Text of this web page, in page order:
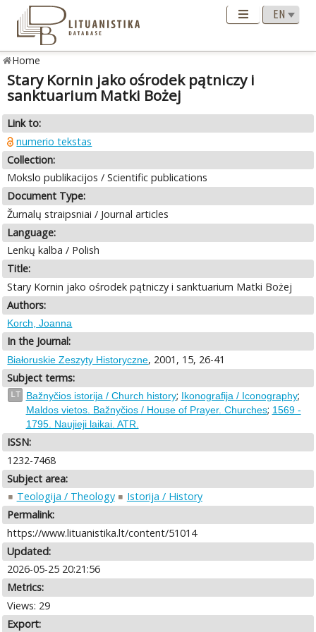
Home
Stary Kornin jako ośrodek pątniczy i
sanktuarium Matki Bożej
Link to:
numerio tekstas
Collection:
Mokslo publikacijos / Scientific publications
Document Type:
Žurnalų straipsniai / Journal articles
Language:
Lenkų kalba / Polish
Title:
Stary Kornin jako ośrodek pątniczy i sanktuarium Matki Bożej
Authors:
Korch, Joanna
In the Journal:
Białoruskie Zeszyty Historyczne, 2001, 15, 26-41
Subject terms:
LT Bažnyčios istorija / Church history; Ikonografija / Iconography;
Maldos vietos. Bažnyčios / House of Prayer. Churches; 1569 -
1795. Naujieji laikai. ATR.
ISSN:
1232-7468
Subject area:
Teologija / Theology
Istorija / History
Permalink:
https://www.lituanistika.lt/content/51014
Updated:
2026-05-25 20:21:56
Metrics:
Views: 29
Export: